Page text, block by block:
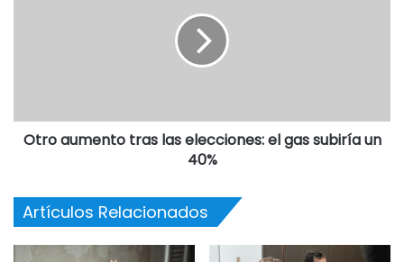
Otro aumento tras las elecciones: el gas subiría un
40%
Artículos Relacionados